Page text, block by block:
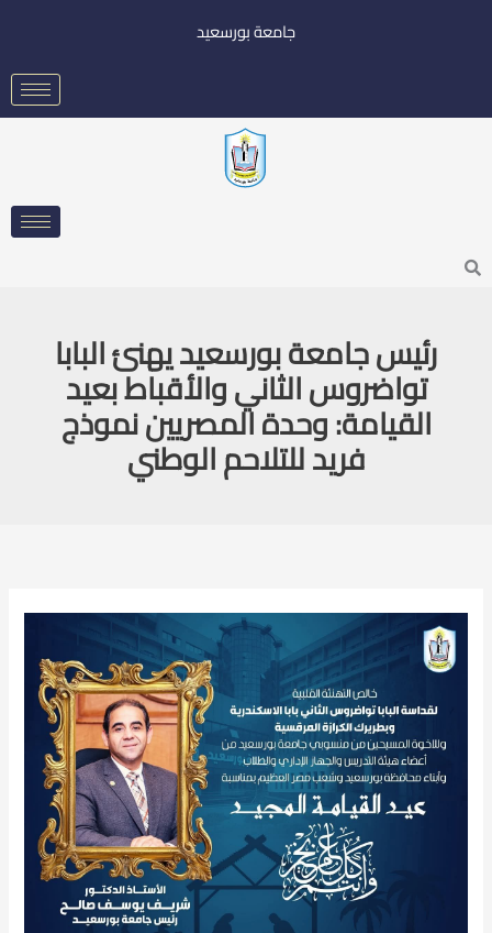
جامعة بورسعيد
Search
رئيس جامعة بورسعيد يهنئ البابا
تواضروس الثاني والأقباط بعيد
القيامة: وحدة المصريين نموذج
فريد للتلاحم الوطني